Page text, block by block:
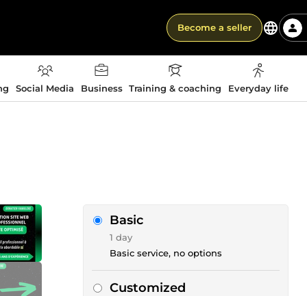
Become a seller
Social Media Business Training & coaching Everyday life
Basic
1 day
Basic service, no options
Customized